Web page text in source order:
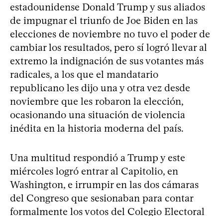
estadounidense Donald Trump y sus aliados
de impugnar el triunfo de Joe Biden en las
elecciones de noviembre no tuvo el poder de
cambiar los resultados, pero sí logró llevar al
extremo la indignación de sus votantes más
radicales, a los que el mandatario
republicano les dijo una y otra vez desde
noviembre que les robaron la elección,
ocasionando una situación de violencia
inédita en la historia moderna del país.
Una multitud respondió a Trump y este
miércoles logró entrar al Capitolio, en
Washington, e irrumpir en las dos cámaras
del Congreso que sesionaban para contar
formalmente los votos del Colegio Electoral